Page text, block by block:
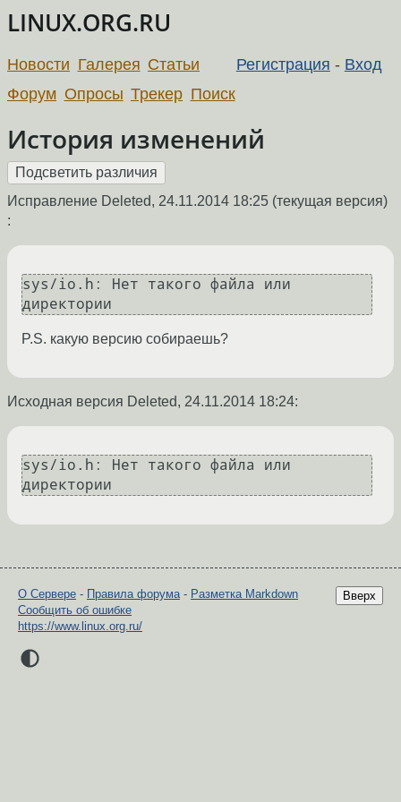
LINUX.ORG.RU
Регистрация - Вход
Новости Галерея Статьи
Форум Опросы Трекер Поиск
История изменений
Исправление Deleted, 24.11.2014 18:25 (текущая версия)
:
sys/io.h: Нет такого файла или
директории
P.S. какую версию собираешь?
Исходная версия Deleted, 24.11.2014 18:24:
sys/io.h: Нет такого файла или
директории
Вверх
О Сервере - Правила форума- Разметка Markdown
Сообщить об ошибке
https://www.linux.org.ru/